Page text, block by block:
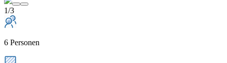
1/3
6 Personen